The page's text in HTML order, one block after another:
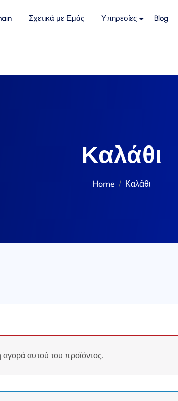
Σχετικά με Εμάς Υπηρεσίες Blog
Καλάθι
Home Καλάθι
αυτού του προϊόντος.